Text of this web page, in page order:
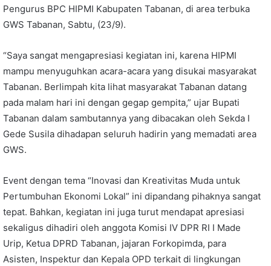
Pengurus BPC HIPMI Kabupaten Tabanan, di area terbuka
GWS Tabanan, Sabtu, (23/9).
“Saya sangat mengapresiasi kegiatan ini, karena HIPMI
mampu menyuguhkan acara-acara yang disukai masyarakat
Tabanan. Berlimpah kita lihat masyarakat Tabanan datang
pada malam hari ini dengan gegap gempita,” ujar Bupati
Tabanan dalam sambutannya yang dibacakan oleh Sekda I
Gede Susila dihadapan seluruh hadirin yang memadati area
GWS.
Event dengan tema “Inovasi dan Kreativitas Muda untuk
Pertumbuhan Ekonomi Lokal” ini dipandang pihaknya sangat
tepat. Bahkan, kegiatan ini juga turut mendapat apresiasi
sekaligus dihadiri oleh anggota Komisi IV DPR RI I Made
Urip, Ketua DPRD Tabanan, jajaran Forkopimda, para
Asisten, Inspektur dan Kepala OPD terkait di lingkungan